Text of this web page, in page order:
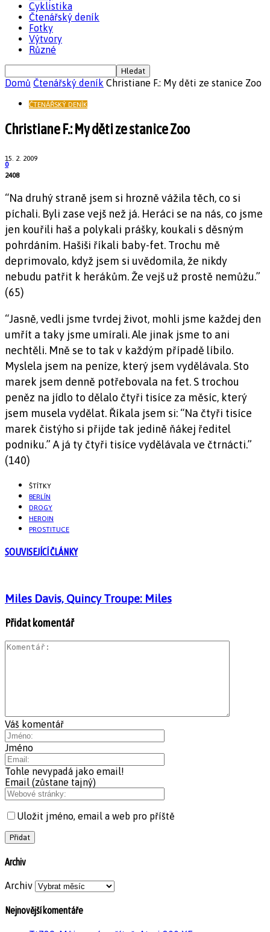
Cyklistika
Čtenářský deník
Fotky
Výtvory
Různé
Domů Čtenářský deník Christiane F.: My děti ze stanice Zoo
ČTENÁŘSKÝ DENÍK
Christiane F.: My děti ze stanice Zoo
15. 2. 2009
0
2408
“Na druhý straně jsem si hrozně vážila těch, co si
píchali. Byli zase vejš než já. Heráci se na nás, co jsme
jen kouřili haš a polykali prášky, koukali s děsným
pohrdáním. Hašiši říkali baby-fet. Trochu mě
deprimovalo, když jsem si uvědomila, že nikdy
nebudu patřit k herákům. Že vejš už prostě nemůžu.”
(65)
“Jasně, vedli jsme tvrdej život, mohli jsme každej den
umřít a taky jsme umírali. Ale jinak jsme to ani
nechtěli. Mně se to tak v každým případě líbilo.
Myslela jsem na peníze, který jsem vydělávala. Sto
marek jsem denně potřebovala na fet. S trochou
peněz na jídlo to dělalo čtyři tisíce za měsíc, který
jsem musela vydělat. Říkala jsem si: “Na čtyři tisíce
marek čistýho si přijde tak jedině ňákej ředitel
podniku.” A já ty čtyři tisíce vydělávala ve čtrnácti.”
(140)
ŠTÍTKY
BERLÍN
DROGY
HEROIN
PROSTITUCE
SOUVISEJÍCÍ ČLÁNKY
Miles Davis, Quincy Troupe: Miles
Přidat komentář
Váš komentář
Jméno
Tohle nevypadá jako email!
Email (zůstane tajný)
Uložit jméno, email a web pro příště
Archiv
Archiv
Nejnovější komentáře